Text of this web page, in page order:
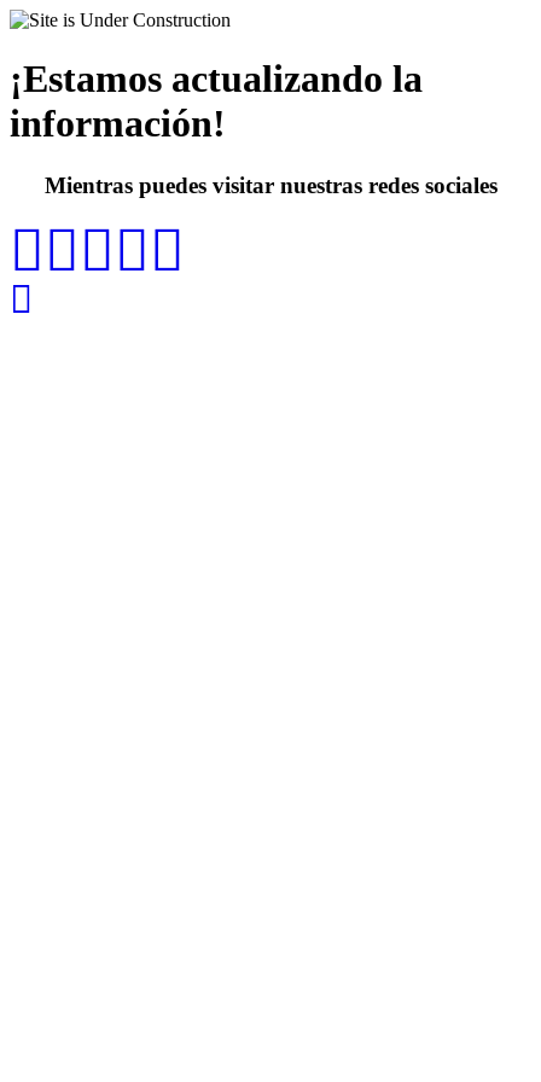
¡Estamos actualizando la
información!
Mientras puedes visitar nuestras redes sociales